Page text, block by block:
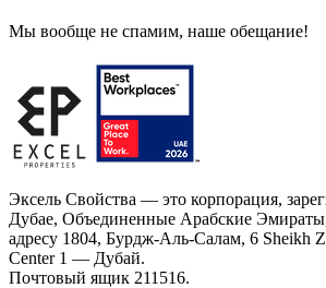
Мы вообще не спамим, наше обещание!
Эксель Свойства — это корпорация,
Дубае, Объединенные Арабские
адресу 1804, Бурдж-Аль-Салам, 6 Sheikh
Center 1 — Дубай.
Почтовый ящик 211516.